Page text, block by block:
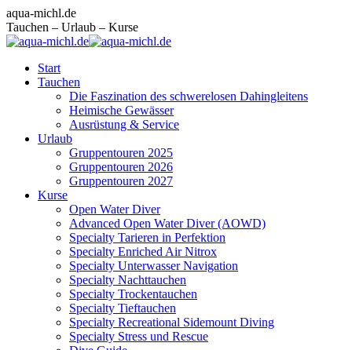
Zum
Inhalt
springen
Facebook
page
opens
new
window
Instagram
page
opens
new
window
E-
Mail
page
new
aqua-michl.de
Tauchen – Urlaub – Kurse
Start
Tauchen
Die Faszination des schwerelosen Dahingleitens
Heimische Gewässer
Ausrüstung & Service
Urlaub
Gruppentouren 2025
Gruppentouren 2026
Gruppentouren 2027
Kurse
Open Water Diver
Advanced Open Water Diver (AOWD)
Specialty Tarieren in Perfektion
Specialty Enriched Air Nitrox
Specialty Unterwasser Navigation
Specialty Nachttauchen
Specialty Trockentauchen
Specialty Tieftauchen
Specialty Recreational Sidemount Diving
Specialty Stress und Rescue